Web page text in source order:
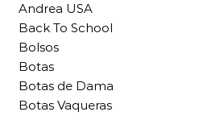
Andrea USA
Back To School
Bolsos
Botas
Botas de Dama
Botas Vaqueras